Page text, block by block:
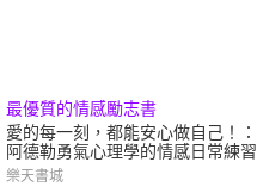
最優質的情感勵志書
愛的每一刻，都能安心做自己！：
阿德勒勇氣心理學的情感日常練習
樂天書城